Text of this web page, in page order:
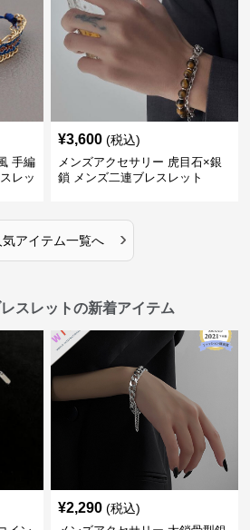
手編
レッ
¥3,600 (税込)
メンズアクセサリー 虎目石×銀
鎖 メンズ二連ブレスレット
気アイテム一覧へ ›
スレットの新着アイテム
¥2,290 (税込)